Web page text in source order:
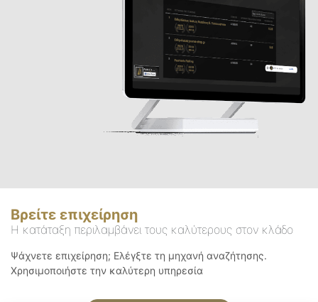
Βρείτε επιχείρηση
Η κατάταξη περιλαμβάνει τους καλύτερους στον κλάδο
Ψάχνετε επιχείρηση; Ελέγξτε τη μηχανή αναζήτησης.
Χρησιμοποιήστε την καλύτερη υπηρεσία